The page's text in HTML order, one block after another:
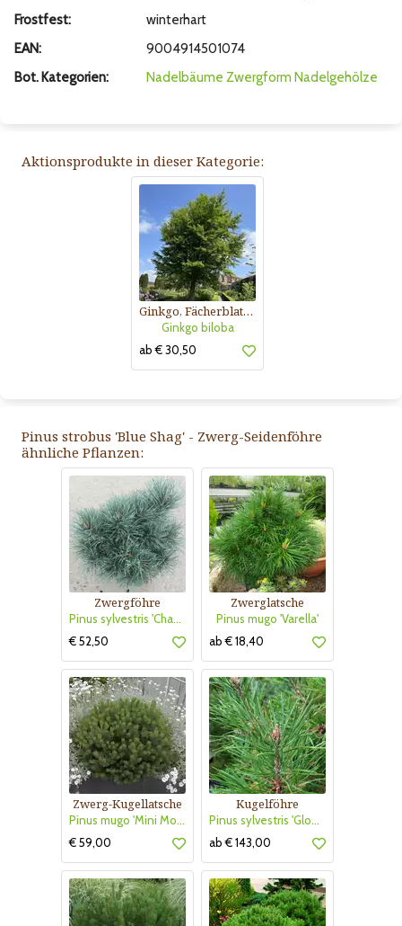
Frostfest:
winterhart
EAN:
9004914501074
Bot. Kategorien:
Nadelbäume Zwergform Nadelgehölze
Aktionsprodukte in dieser Kategorie:
Ginkgo, Fächerblattbaum
Ginkgo biloba
ab € 30,50
Pinus strobus 'Blue Shag' - Zwerg-Seidenföhre
ähnliche Pflanzen:
Zwergföhre
Pinus sylvestris 'Chantry Blue'
€ 52,50
Zwerglatsche
Pinus mugo 'Varella'
ab € 18,40
Zwerg-Kugellatsche
Pinus mugo 'Mini Mops'
€ 59,00
Kugelföhre
Pinus sylvestris 'Globosa Viridis'
ab € 143,00